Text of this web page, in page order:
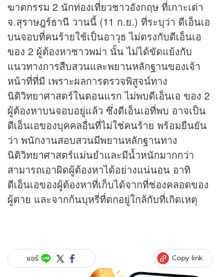
ฆาตกรรม 2 นักท่องเที่ยวชาวอังกฤษ ที่เกาะเต่า
จ.สุราษฎร์ธานี วานนี้ (11 ก.ย.) ที่ระบุว่า ดีเอ็นเอ
บนจอบที่คนร้ายใช้เป็นอาวุธ ไม่ตรงกับดีเอ็นเอ
ของ 2 ผู้ต้องหาชาวพม่า นั้น ไม่ได้ขัดแย้งกับ
แนวทางการสืบสวนและพยานหลักฐานของเจ้า
หน้าที่ที่มี เพราะผลการตรวจพิสูจน์ทาง
นิติวิทยาศาสตร์ในตอนแรก ไม่พบดีเอ็นเอ ของ 2
ผู้ต้องหาบนจอบอยู่แล้ว ซึ่งดีเอ็นเอที่พบ อาจเป็น
ดีเอ็นเอของบุคคลอื่นที่ไม่ใช่คนร้าย พร้อมยืนยัน
ว่า พนักงานสอบสวนมีพยานหลักฐานทาง
นิติวิทยาศาสตร์แม่นยำและมีน้ำหนักมากกว่า
สามารถเอาผิดผู้ต้องหาได้อย่างแน่นอน อาทิ
ดีเอ็นเอของผู้ต้องหาที่เก็บได้จากที่ช่องคลอดของ
ผู้ตาย และจากก้นบุหรี่ที่ตกอยู่ใกล้กับที่เกิดเหตุ
แชร์ Copy link